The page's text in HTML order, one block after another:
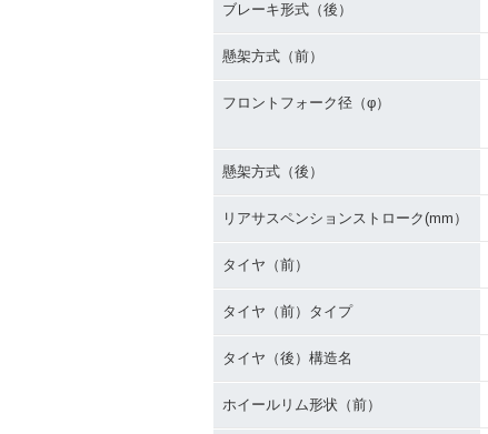
ブレーキ形式（後）
懸架方式（前）
フロントフォーク径（φ）
懸架方式（後）
リアサスペンションストローク(mm）
タイヤ（前）
タイヤ（前）タイプ
タイヤ（後）構造名
ホイールリム形状（前）